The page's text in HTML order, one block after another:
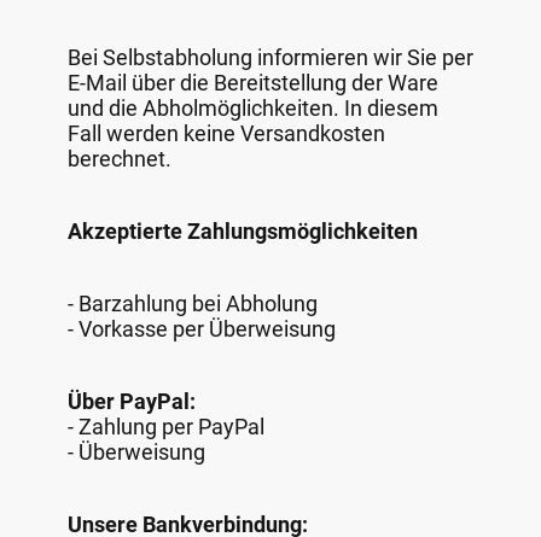
Bei Selbstabholung informieren wir Sie per
E-Mail über die Bereitstellung der Ware
und die Abholmöglichkeiten. In diesem
Fall werden keine Versandkosten
berechnet.
Akzeptierte Zahlungsmöglichkeiten
- Barzahlung bei Abholung
- Vorkasse per Überweisung
Über PayPal:
- Zahlung per PayPal
- Überweisung
Unsere Bankverbindung: